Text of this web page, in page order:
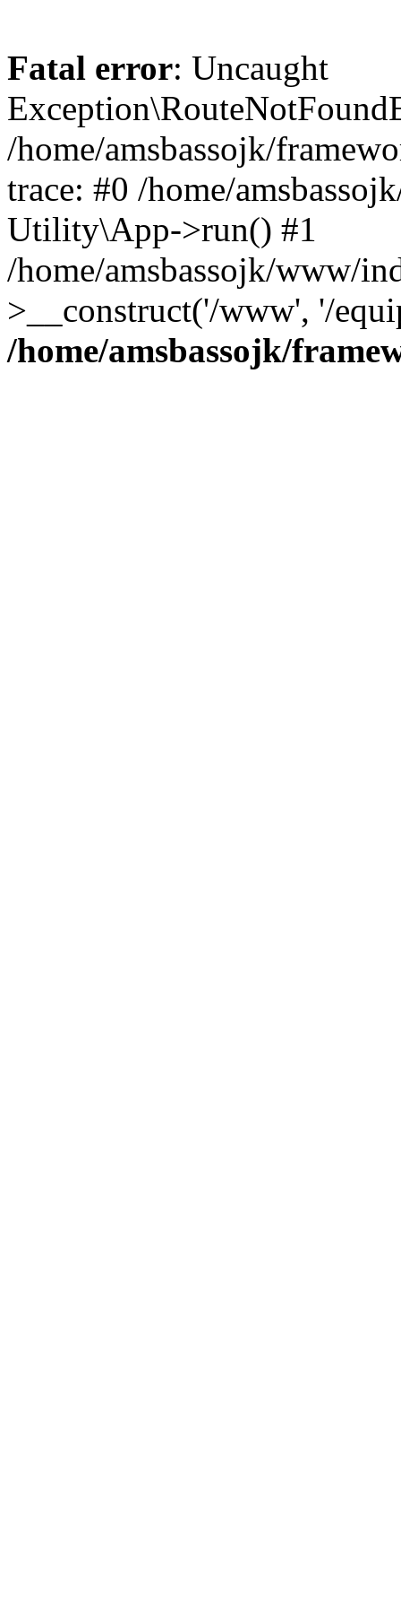
Fatal error: Uncaught
/home/amsbassojk/
trace: #0 /home/
Utility\App->run() #1
/home/amsbassojk/www/
>__construct('/www', '/
/home/amsbassojk/